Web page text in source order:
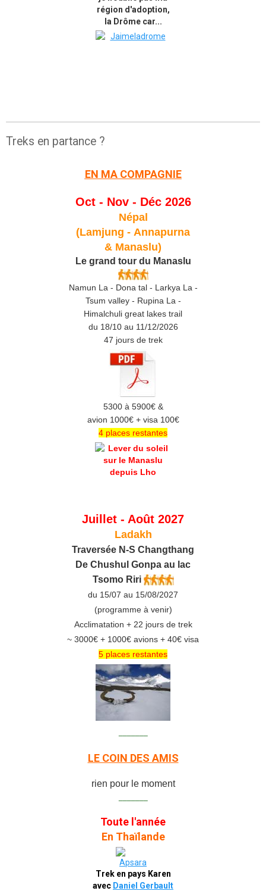
région d'adoption,
la Drôme car...
Treks en partance ?
EN MA COMPAGNIE
Oct - Nov - Déc 2026
Népal
(Lamjung - Annapurna
& Manaslu)
Le grand tour du Manaslu
Namun La - Dona tal - Larkya La -
Tsum valley - Rupina La -
Himalchuli great lakes trail
du 18/10 au 11/12/2026
47 jours de trek
5300 à 5900€ &
avion 1000€ + visa 100€
4 places restantes
Juillet - Août 2027
Ladakh
Traversée N-S Changthang
De C hushul Gonpa au lac
Tsomo Riri
du 15/07 au 15/08/2027
(programme à venir)
Acclimatation + 22 jours de trek
~ 3000€ + 1000€ avions + 40€ visa
5 places restantes
LE COIN DES AMIS
rien pour le moment
Toute l'année
En Thaïlande
Trek en pays Karen
avec Daniel Gerbault